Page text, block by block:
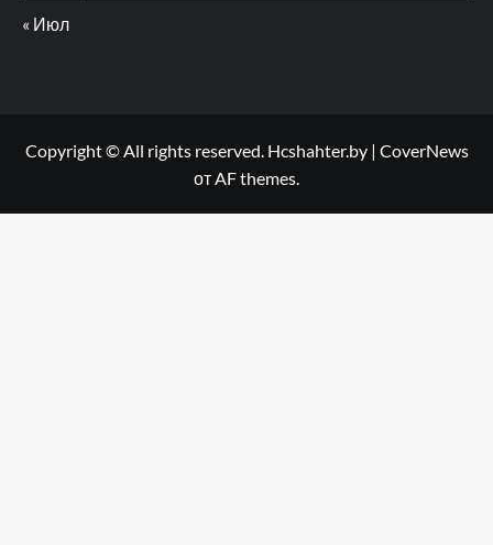
« Июл
Copyright © All rights reserved. Hcshahter.by | CoverNews
от AF themes.